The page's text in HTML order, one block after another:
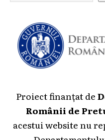
Proiect finanțat de
Românii de
acestui website nu